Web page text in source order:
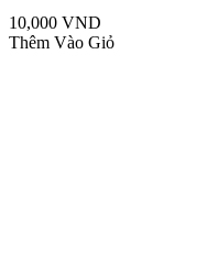
10,000 VND
Thêm Vào Giỏ